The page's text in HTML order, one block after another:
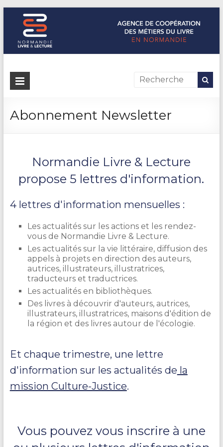
Normandie Livre & Lecture
L'agence de coopération des métiers du livre en Normandie
Abonnement Newsletter
Normandie Livre & Lecture
propose 5 lettres d'information.
4 lettres d'information mensuelles :
Les actualités sur les actions et les rendez-
vous de Normandie Livre & Lecture.
Les actualités sur la vie littéraire, diffusion des
appels à projets en direction des auteurs,
autrices, illustrateurs, illustratrices,
traducteurs et traductrices.
Les actualités en bibliothèques.
Des livres à découvrir d'auteurs, autrices,
illustrateurs, illustratrices, maisons d'édition de
la région et des livres autour de l'écologie.
Et chaque trimestre, une lettre
d'information sur les actualités de la
mission Culture-Justice.
Vous pouvez vous inscrire à une